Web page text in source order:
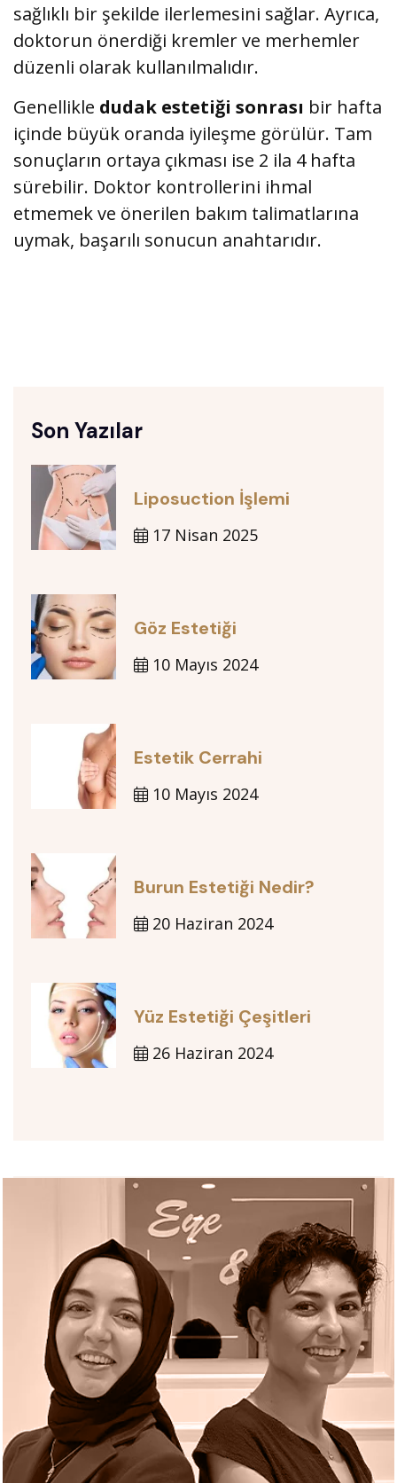
sağlıklı bir şekilde ilerlemesini sağlar. Ayrıca,
doktorun önerdiği kremler ve merhemler
düzenli olarak kullanılmalıdır.
Genellikle dudak estetiği sonrası bir hafta
içinde büyük oranda iyileşme görülür. Tam
sonuçların ortaya çıkması ise 2 ila 4 hafta
sürebilir. Doktor kontrollerini ihmal
etmemek ve önerilen bakım talimatlarına
uymak, başarılı sonucun anahtarıdır.
Son Yazılar
Liposuction İşlemi
17 Nisan 2025
Göz Estetiği
10 Mayıs 2024
Estetik Cerrahi
10 Mayıs 2024
Burun Estetiği Nedir?
20 Haziran 2024
Yüz Estetiği Çeşitleri
26 Haziran 2024